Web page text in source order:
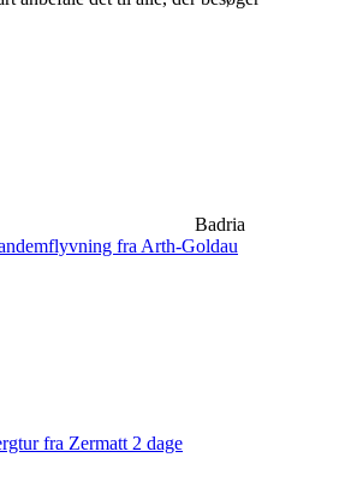
Badria
fra Arth-Goldau
fra Zermatt 2 dage